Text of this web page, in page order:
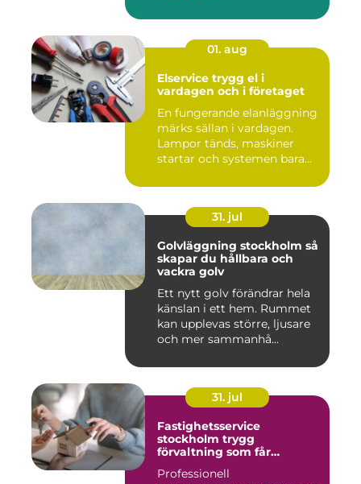
01. aug
Elservice trygg el i
vardagen och i företaget
En fungerande elanläggning
märks sällan i vardagen.
Lampor tänds, maskiner
startar och systemen bara...
31. jul
Golvläggning stockholm så
skapar du hållbara och
vackra golv
Ett nytt golv förändrar hela
känslan i ett hem. Rummet
kan upplevas större, ljusare
och mer sammanhå...
31. jul
Fastighetsservice
stockholm trygg
förvaltning som får
Professionell